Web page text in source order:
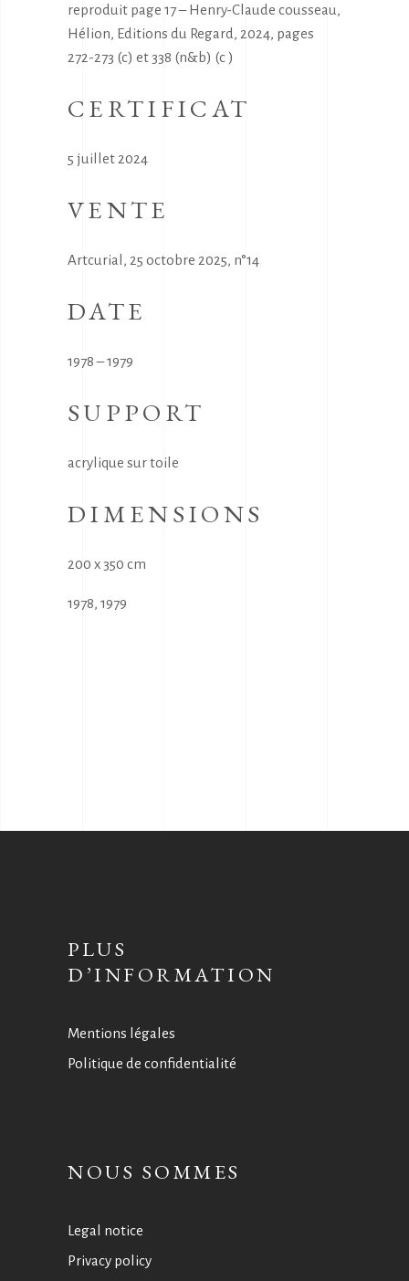
reproduit page 17 – Henry-Claude cousseau,
Hélion, Editions du Regard, 2024, pages
272-273 (c) et 338 (n&b) (c )
CERTIFICAT
5 juillet 2024
VENTE
Artcurial, 25 octobre 2025, n°14
DATE
1978 – 1979
SUPPORT
acrylique sur toile
DIMENSIONS
200 x 350 cm
1978, 1979
PLUS
D’INFORMATION
Mentions légales
Politique de confidentialité
NOUS SOMMES
Legal notice
Privacy policy